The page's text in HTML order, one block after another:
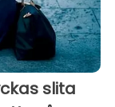
slita